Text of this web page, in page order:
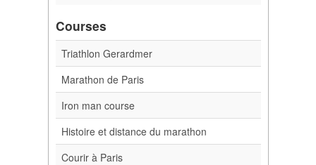
Courses
Triathlon Gerardmer
Marathon de Paris
Iron man course
Histoire et distance du marathon
Courir à Paris